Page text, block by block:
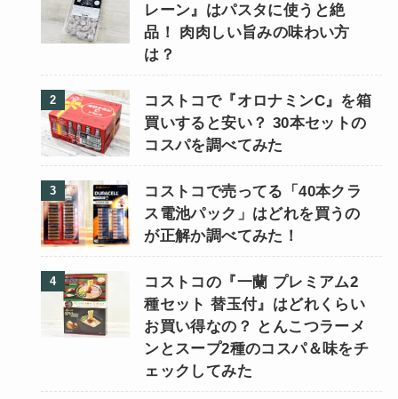
レーン』はパスタに使うと絶
品！ 肉肉しい旨みの味わい方
は？
コストコで『オロナミンC』を箱
買いすると安い？ 30本セットの
コスパを調べてみた
コストコで売ってる「40本クラ
ス電池パック」はどれを買うの
が正解か調べてみた！
コストコの『一蘭 プレミアム2
種セット 替玉付』はどれくらい
お買い得なの？ とんこつラーメ
ンとスープ2種のコスパ＆味をチ
ェックしてみた